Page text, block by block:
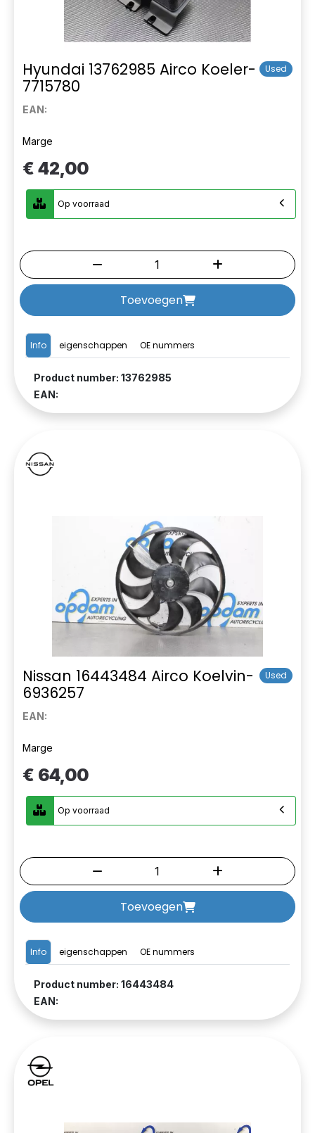
Hyundai 13762985 Airco Koeler-
7715780
Used
EAN:
Info eigenschappen OE nummers
Product number: 13762985
EAN:
Marge
€ 42,00
Op voorraad
Toevoegen
Nissan 16443484 Airco Koelvin-
6936257
Used
EAN:
Info eigenschappen OE nummers
Product number: 16443484
EAN:
Marge
€ 64,00
Op voorraad
Toevoegen